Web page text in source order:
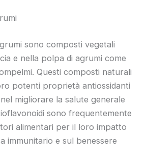
sono composti vegetali
e nella polpa di agrumi come
Questi composti naturali
potenti proprietà antiossidanti
migliorare la salute generale
sono frequentemente
alimentari per il loro impatto
immunitario e sul benessere